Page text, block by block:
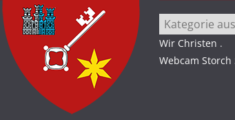
Kategorien
Wir Christen .
Webcam